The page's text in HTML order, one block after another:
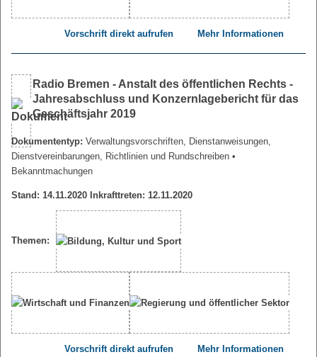
Vorschrift direkt aufrufen Mehr Informationen
Radio Bremen - Anstalt des öffentlichen Rechts -
Jahresabschluss und Konzernlagebericht für das
Geschäftsjahr 2019
Dokumententyp: Verwaltungsvorschriften, Dienstanweisungen,
Dienstvereinbarungen, Richtlinien und Rundschreiben •
Bekanntmachungen
Stand: 14.11.2020 Inkrafttreten: 12.11.2020
Themen:
Vorschrift direkt aufrufen Mehr Informationen